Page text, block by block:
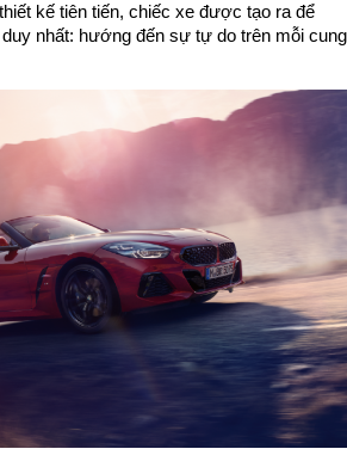
kế tiên tiến, chiếc xe được tạo ra để
nhất: hướng đến sự tự do trên mỗi cung